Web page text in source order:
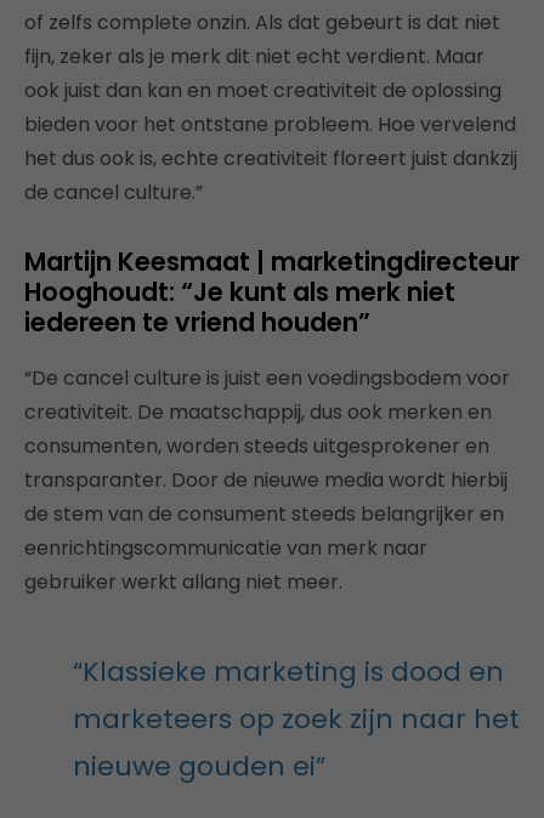
of zelfs complete onzin. Als dat gebeurt is dat niet
fijn, zeker als je merk dit niet echt verdient. Maar
ook juist dan kan en moet creativiteit de oplossing
bieden voor het ontstane probleem. Hoe vervelend
het dus ook is, echte creativiteit floreert juist dankzij
de cancel culture.”
Martijn Keesmaat | marketingdirecteur
Hooghoudt: “Je kunt als merk niet
iedereen te vriend houden”
“De cancel culture is juist een voedingsbodem voor
creativiteit. De maatschappij, dus ook merken en
consumenten, worden steeds uitgesprokener en
transparanter. Door de nieuwe media wordt hierbij
de stem van de consument steeds belangrijker en
eenrichtingscommunicatie van merk naar
gebruiker werkt allang niet meer.
“Klassieke marketing is dood en
marketeers op zoek zijn naar het
nieuwe gouden ei”